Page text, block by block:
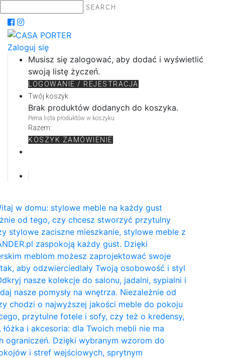
SEARCH
Zaloguj się
Musisz się zalogować, aby dodać i wyświetlić
swoją listę życzeń.
LOGOWANIE / REJESTRACJA
Twój koszyk
Brak produktów dodanych do koszyka.
Pełna lista produktów w koszyku.
Razem:
KOSZYK ZAMÓWIENIE
w domu: stylowe meble na każdy gust
od tego, czy chcesz stworzyć przytulny
stylowe zaciszne mieszkanie, stylowe meble z
zaspokoją każdy gust. Dzięki
meblom możesz zaprojektować swoje
aby odzwierciedlały Twoją osobowość i styl
nasze kolekcje do salonu, jadalni, sypialni i
nasze pomysły na wnętrza. Niezależnie od
chodzi o najwyższej jakości meble do pokoju
przytulne fotele i sofy, czy też o kredensy,
i akcesoria: dla Twoich mebli nie ma
ograniczeń. Dzięki wybranym wzorom do
i stref wejściowych, sprytnym